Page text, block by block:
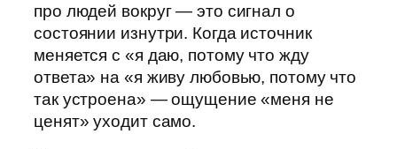
про людей вокруг — это сигнал о
состоянии изнутри. Когда источник
меняется с «я даю, потому что жду
ответа» на «я живу любовью, потому что
так устроена» — ощущение «меня не
ценят» уходит само.